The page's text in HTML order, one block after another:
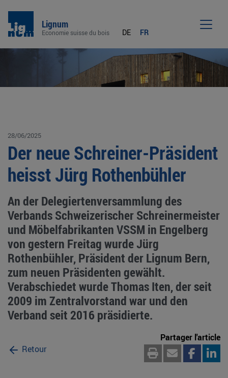
Lignum
Economie suisse du bois DE FR
28/06/2025
Der neue Schreiner-Präsident
heisst Jürg Rothenbühler
An der Delegiertenversammlung des
Verbands Schweizerischer Schreinermeister
und Möbelfabrikanten VSSM in Engelberg
von gestern Freitag wurde Jürg
Rothenbühler, Präsident der Lignum Bern,
zum neuen Präsidenten gewählt.
Verabschiedet wurde Thomas Iten, der seit
2009 im Zentralvorstand war und den
Verband seit 2016 präsidierte.
Retour
Partager l'article